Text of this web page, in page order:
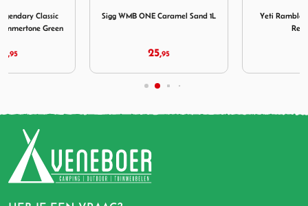
Sigg WMB ONE Caramel Sand 1L
Yeti Rambler 295 ml Tumbler